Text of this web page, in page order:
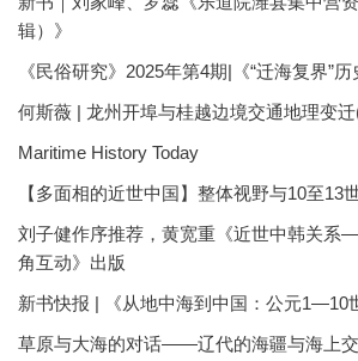
辑）》
《民俗研究》2025年第4期|《“迁海复界”
何斯薇 | 龙州开埠与桂越边境交通地理变
Maritime History Today
【多面相的近世中国】整体视野与10至13
刘子健作序推荐，黄宽重《近世中韩关
角互动》出版
新书快报 | 《从地中海到中国：公元1—10
草原与大海的对话——辽代的海疆与海上